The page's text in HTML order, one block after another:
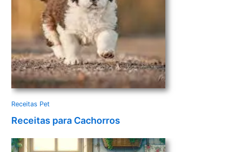
Receitas Pet
Receitas para Cachorros